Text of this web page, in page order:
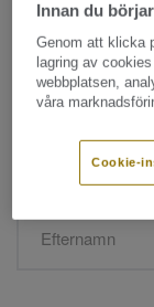
Namn*
Efternamn*
Innan du
Genom att klicka
lagring av
webbplatsen,
våra
Cookie-